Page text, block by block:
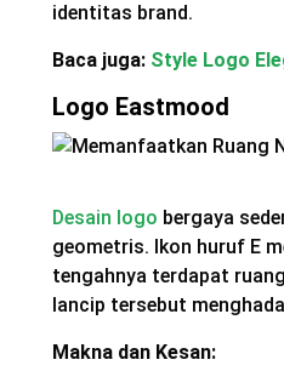
identitas brand.
Baca juga: Style Logo
Logo Eastmood
Desain logo bergaya
geometris. Ikon huruf E
tengahnya terdapat
lancip tersebut
Makna dan Kesan: